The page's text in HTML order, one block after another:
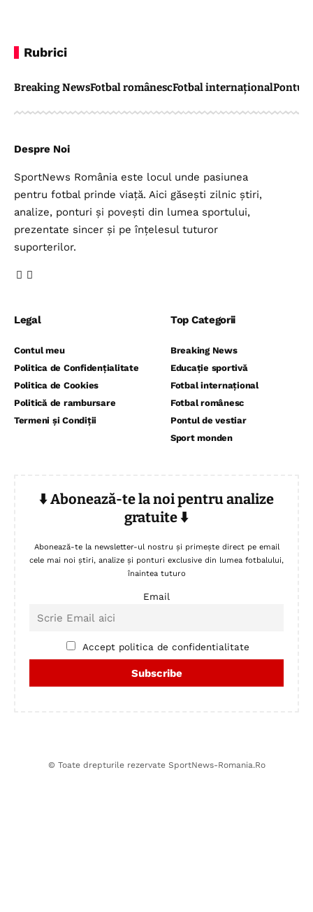
Rubrici
Breaking NewsFotbal românescFotbal internaționalPontul
Despre Noi
SportNews România este locul unde pasiunea
pentru fotbal prinde viață. Aici găsești zilnic știri,
analize, ponturi și povești din lumea sportului,
prezentate sincer și pe înțelesul tuturor
suporterilor.
Legal
Contul meu
Politica de Confidențialitate
Politica de Cookies
Politică de rambursare
Termeni și Condiții
Top Categorii
Breaking News
Educație sportivă
Fotbal internațional
Fotbal românesc
Pontul de vestiar
Sport monden
⬇️ Abonează-te la noi pentru analize
gratuite ⬇️
Abonează-te la newsletter-ul nostru și primește direct pe email
cele mai noi știri, analize și ponturi exclusive din lumea fotbalului,
înaintea tuturo
Email
Accept politica de confidentialitate
© Toate drepturile rezervate SportNews-Romania.Ro